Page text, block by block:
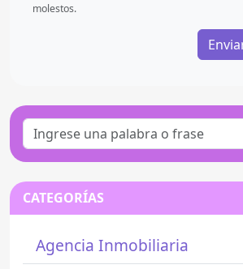
molestos.
CATEGORÍAS
Agencia Inmobiliaria